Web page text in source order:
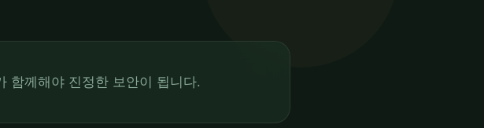
함께해야 진정한 보안이 됩니다.